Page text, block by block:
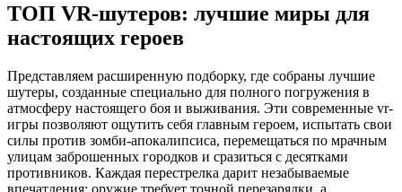
ТОП VR-шутеров: лучшие миры для
настоящих героев
Представляем расширенную подборку, где собраны лучшие
шутеры, созданные специально для полного погружения в
атмосферу настоящего боя и выживания. Эти современные vr-
игры позволяют ощутить себя главным героем, испытать свои
силы против зомби-апокалипсиса, перемещаться по мрачным
улицам заброшенных городков и сразиться с десятками
противников. Каждая перестрелка дарит незабываемые
впечатления: оружие требует точной перезарядки, а